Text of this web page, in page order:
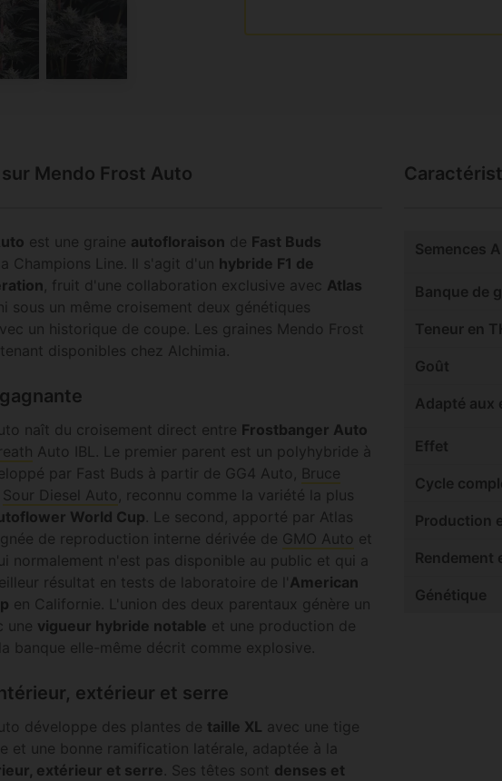
Mendo Frost Auto
est une graine autofloraison de Fast Buds
Champions Line. Il s'agit d'un hybride F1 de
, fruit d'une collaboration exclusive avec Atlas
sous un même croisement deux génétiques
un historique de coupe. Les graines Mendo Frost
disponibles chez Alchimia.
naît du croisement direct entre Frostbanger Auto
Auto IBL. Le premier parent est un polyhybride à
par Fast Buds à partir de GG4 Auto, Bruce
Sour Diesel Auto , reconnu comme la variété la plus
World Cup . Le second, apporté par Atlas
de reproduction interne dérivée de GMO Auto et
normalement n'est pas disponible au public et qui a
résultat en tests de laboratoire de l' American
en Californie. L'union des deux parentaux génère un
une vigueur hybride notable et une production de
banque elle-même décrit comme explosive.
extérieur et serre
développe des plantes de taille XL avec une tige
et une bonne ramification latérale, adaptée à la
extérieur et serre . Ses têtes sont denses et
Semences
Banque de
Teneur en
Goût
Adapté aux
Effet
Cycle
Production
Rendement
Génétique